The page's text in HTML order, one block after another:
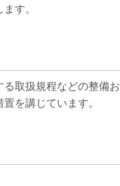
す。
る取扱規程などの整
を講じています。